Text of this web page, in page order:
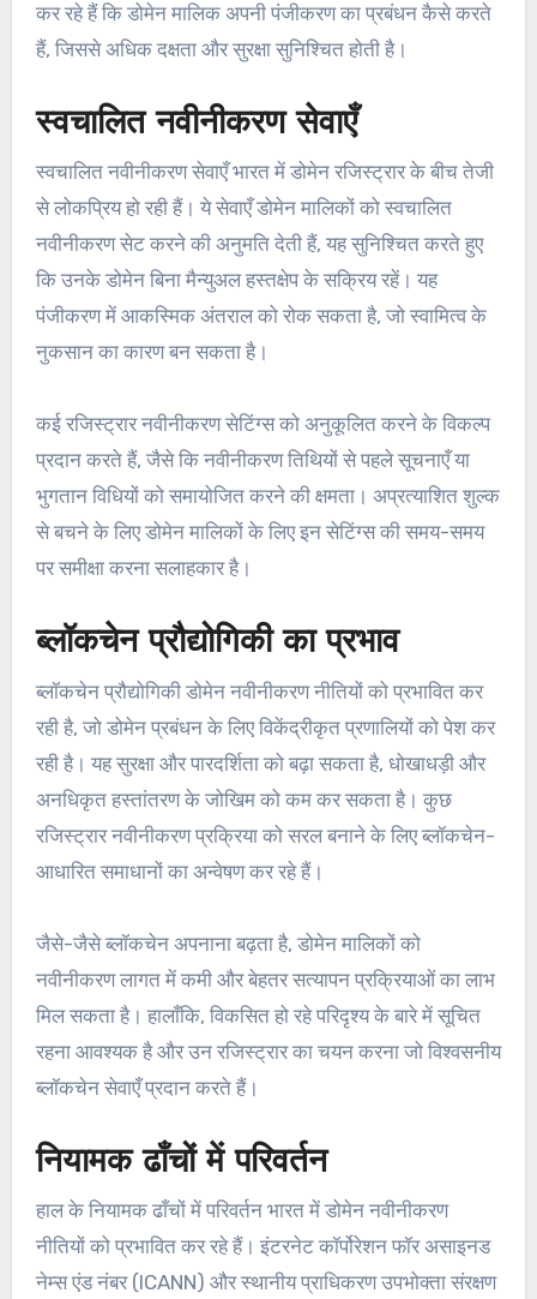
कर रहे हैं कि डोमेन मालिक अपनी पंजीकरण का प्रबंधन कैसे करते
हैं, जिससे अधिक दक्षता और सुरक्षा सुनिश्चित होती है।
स्वचालित नवीनीकरण सेवाएँ
स्वचालित नवीनीकरण सेवाएँ भारत में डोमेन रजिस्ट्रार के बीच तेजी
से लोकप्रिय हो रही हैं। ये सेवाएँ डोमेन मालिकों को स्वचालित
नवीनीकरण सेट करने की अनुमति देती हैं, यह सुनिश्चित करते हुए
कि उनके डोमेन बिना मैन्युअल हस्तक्षेप के सक्रिय रहें। यह
पंजीकरण में आकस्मिक अंतराल को रोक सकता है, जो स्वामित्व के
नुकसान का कारण बन सकता है।
कई रजिस्ट्रार नवीनीकरण सेटिंग्स को अनुकूलित करने के विकल्प
प्रदान करते हैं, जैसे कि नवीनीकरण तिथियों से पहले सूचनाएँ या
भुगतान विधियों को समायोजित करने की क्षमता। अप्रत्याशित शुल्क
से बचने के लिए डोमेन मालिकों के लिए इन सेटिंग्स की समय-समय
पर समीक्षा करना सलाहकार है।
ब्लॉकचेन प्रौद्योगिकी का प्रभाव
ब्लॉकचेन प्रौद्योगिकी डोमेन नवीनीकरण नीतियों को प्रभावित कर
रही है, जो डोमेन प्रबंधन के लिए विकेंद्रीकृत प्रणालियों को पेश कर
रही है। यह सुरक्षा और पारदर्शिता को बढ़ा सकता है, धोखाधड़ी और
अनधिकृत हस्तांतरण के जोखिम को कम कर सकता है। कुछ
रजिस्ट्रार नवीनीकरण प्रक्रिया को सरल बनाने के लिए ब्लॉकचेन-
आधारित समाधानों का अन्वेषण कर रहे हैं।
जैसे-जैसे ब्लॉकचेन अपनाना बढ़ता है, डोमेन मालिकों को
नवीनीकरण लागत में कमी और बेहतर सत्यापन प्रक्रियाओं का लाभ
मिल सकता है। हालाँकि, विकसित हो रहे परिदृश्य के बारे में सूचित
रहना आवश्यक है और उन रजिस्ट्रार का चयन करना जो विश्वसनीय
ब्लॉकचेन सेवाएँ प्रदान करते हैं।
नियामक ढाँचों में परिवर्तन
हाल के नियामक ढाँचों में परिवर्तन भारत में डोमेन नवीनीकरण
नीतियों को प्रभावित कर रहे हैं। इंटरनेट कॉर्पोरेशन फॉर असाइनड
नेम्स एंड नंबर (ICANN) और स्थानीय प्राधिकरण उपभोक्ता संरक्षण